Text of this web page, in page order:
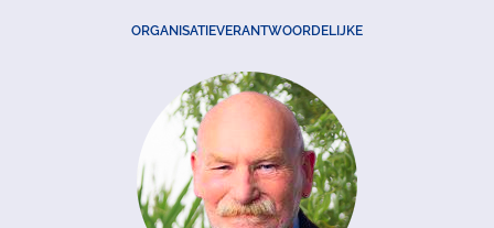
ORGANISATIEVERANTWOORDELIJKE